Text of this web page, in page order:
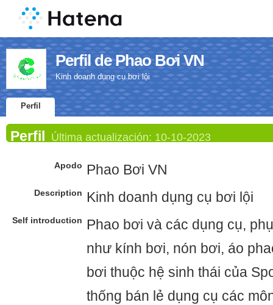
Perfil de Phao Bơi VN
Kinh doanh dụng cụ bơi lội
Perfil
Perfil Última actualización: 10-10-2023
Apodo Phao Bơi VN
Description Kinh doanh dụng cụ bơi lội
Self introduction
Phao bơi và các dụng cụ,
như kính bơi, nón bơi, áo
bơi thuộc hệ sinh thái của
thống bán lẻ dụng cụ các